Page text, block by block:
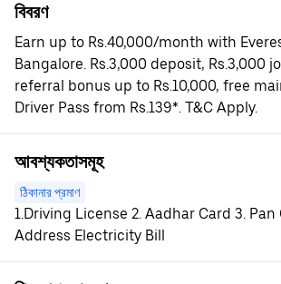
বিবরণ
Earn up to Rs.40,000/month with
Bangalore. Rs.3,000 deposit, Rs.3,000
referral bonus up to Rs.10,000, free
Driver Pass from Rs.139*. T&C Apply.
আবশ্যকতাসমূহ
ঠিকানার প্রমাণ
1.Driving License 2. Aadhar Card 3.
Address Electricity Bill